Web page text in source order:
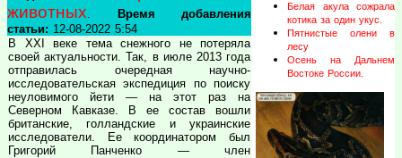
животных
Время добавления
статьи: 12-08-2022 5:54
В XXI веке тема снежного не потеряла
своей актуальности. Так, в июле 2013 года
отправилась очередная научно-
исследовательская экспедиция по поиску
неуловимого йети — на этот раз на
Северном Кавказе. В ее состав вошли
британские, голландские и украинские
исследователи. Ее координатором был
Григорий Панченко — член
Белая акула сожрала
котика за один укус.
Пятнистые олени в
лесу
Осень на Дальнем
Востоке России.